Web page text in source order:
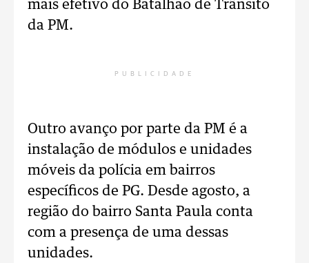
mais efetivo do Batalhão de Trânsito
da PM.
PUBLICIDADE
Outro avanço por parte da PM é a
instalação de módulos e unidades
móveis da polícia em bairros
específicos de PG. Desde agosto, a
região do bairro Santa Paula conta
com a presença de uma dessas
unidades.